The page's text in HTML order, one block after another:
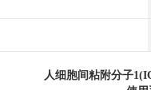
人细胞间粘附分子